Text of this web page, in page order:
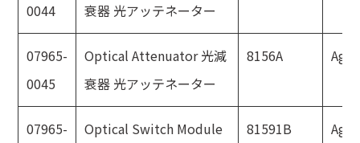
0044
衰器 光アッテネーター
07965-
0045
Optical Attenuator 光減
衰器 光アッテネーター
8156A
07965-
Optical Switch Module
81591B